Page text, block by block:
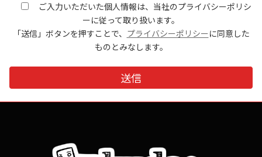
ご入力いただいた個人情報は、当社のプライバシーポリシ
ーに従って取り扱います。
「送信」ボタンを押すことで、 プライバシーポリシー に同意した
ものとみなします。